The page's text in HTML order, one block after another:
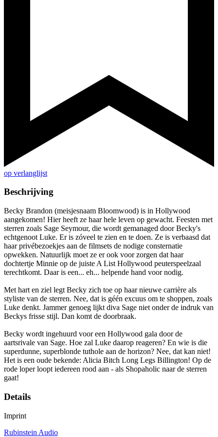
op verlanglijst
Beschrijving
Becky Brandon (meisjesnaam Bloomwood) is in Hollywood
aangekomen! Hier heeft ze haar hele leven op gewacht. Feesten met
sterren zoals Sage Seymour, die wordt gemanaged door Becky's
echtgenoot Luke. Er is zóveel te zien en te doen. Ze is verbaasd dat
haar privébezoekjes aan de filmsets de nodige consternatie
opwekken. Natuurlijk moet ze er ook voor zorgen dat haar
dochtertje Minnie op de juiste A List Hollywood peuterspeelzaal
terechtkomt. Daar is een... eh... helpende hand voor nodig.
Met hart en ziel legt Becky zich toe op haar nieuwe carrière als
styliste van de sterren. Nee, dat is géén excuus om te shoppen, zoals
Luke denkt. Jammer genoeg lijkt diva Sage niet onder de indruk van
Beckys frisse stijl. Dan komt de doorbraak.
Becky wordt ingehuurd voor een Hollywood gala door de
aartsrivale van Sage. Hoe zal Luke daarop reageren? En wie is die
superdunne, superblonde tuthole aan de horizon? Nee, dat kan niet!
Het is een oude bekende: Alicia Bitch Long Legs Billington! Op de
rode loper loopt iedereen rood aan - als Shopaholic naar de sterren
gaat!
Details
Imprint
Rubinstein Audio